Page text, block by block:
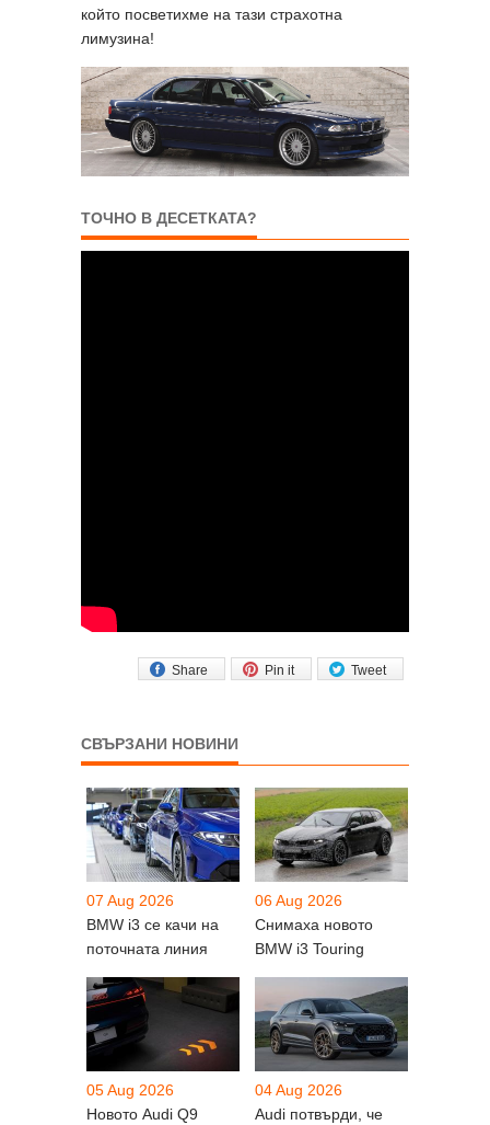
който посветихме на тази страхотна
лимузина!
ТОЧНО В ДЕСЕТКАТА?
Tweet
Pin it
Share
СВЪРЗАНИ НОВИНИ
07 Aug 2026
BMW i3 се качи на
поточната линия
06 Aug 2026
Снимаха новото
BMW i3 Touring
05 Aug 2026
Новото Audi Q9
04 Aug 2026
Audi потвърди, че